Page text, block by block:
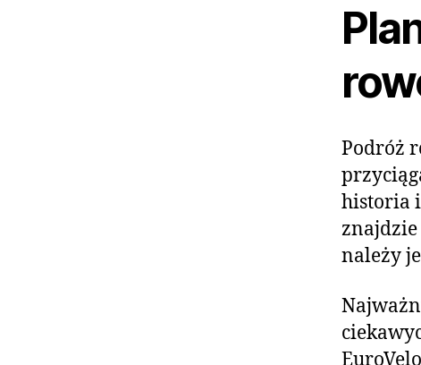
Podróż
historia
znajdzie
należy